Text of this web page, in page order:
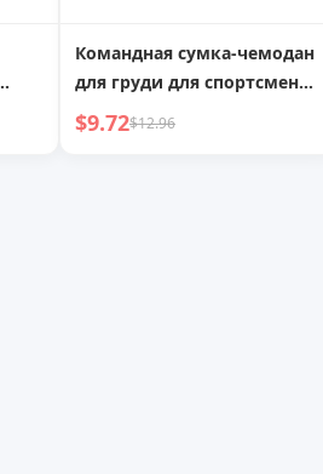
Командная сумка-чемодан
для груди для спортсменов
NetEase Yan
$9.72$12.96